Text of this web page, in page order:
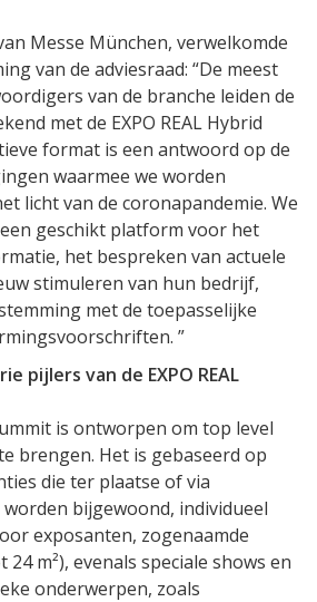
Messe München, verwelkomde
van de adviesraad: “De meest
van de branche leiden de
met de EXPO REAL Hybrid
format is een antwoord op de
waarmee we worden
licht van de coronapandemie. We
geschikt platform voor het
het bespreken van actuele
stimuleren van hun bedrijf,
met de toepasselijke
”
pijlers van de EXPO REAL
is ontworpen om top level
brengen. Het is gebaseerd op
die ter plaatse of via
bijgewoond, individueel
exposanten, zogenaamde
m²), evenals speciale shows en
onderwerpen, zoals